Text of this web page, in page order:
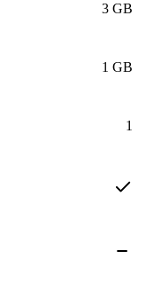
3 GB
1 GB
1